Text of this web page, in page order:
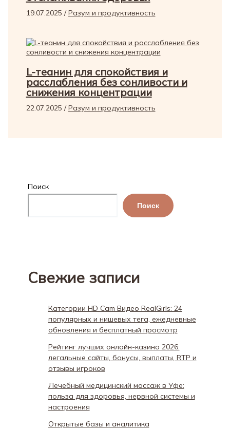
19.07.2025 /Разум и продуктивность
L-теанин для спокойствия и
расслабления без сонливости и
снижения концентрации
22.07.2025 /Разум и продуктивность
Поиск
Поиск
Свежие записи
Категории HD Cam Видео RealGirls: 24
популярных и нишевых тега, ежедневные
обновления и бесплатный просмотр
Рейтинг лучших онлайн-казино 2026:
легальные сайты, бонусы, выплаты, RTP и
отзывы игроков
Лечебный медицинский массаж в Уфе:
польза для здоровья, нервной системы и
настроения
Открытые базы и аналитика